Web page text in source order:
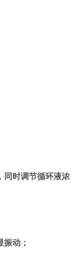
同时调节循环液浓
动；